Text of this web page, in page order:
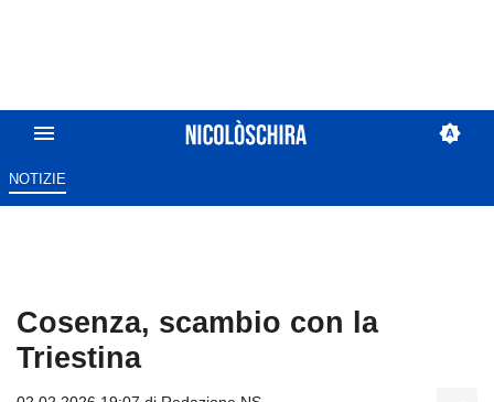
NOTIZIE
Cosenza, scambio con la
Triestina